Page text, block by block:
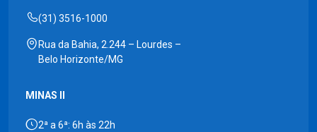
(31) 3516-1000
Rua da Bahia, 2.244 – Lourdes –
Belo Horizonte/MG
MINAS II
2ª a 6ª: 6h às 22h